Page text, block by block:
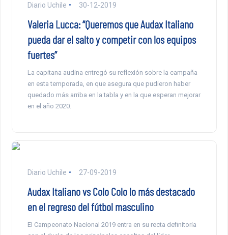
Diario Uchile 30-12-2019
Valeria Lucca: “Queremos que Audax Italiano
pueda dar el salto y competir con los equipos
fuertes”
La capitana audina entregó su reflexión sobre la campaña
en esta temporada, en que asegura que pudieron haber
quedado más arriba en la tabla y en la que esperan mejorar
en el año 2020.
Diario Uchile 27-09-2019
Audax Italiano vs Colo Colo lo más destacado
en el regreso del fútbol masculino
El Campeonato Nacional 2019 entra en su recta definitoria